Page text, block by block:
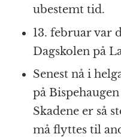
ubestemt tid.
13. februar var
Dagskolen på
Senest nå i
på
Skadene er så
må flyttes til